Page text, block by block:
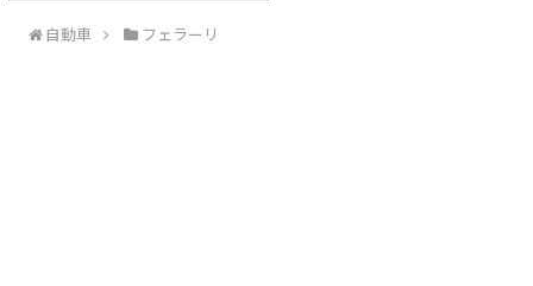
自動車 フェラーリ